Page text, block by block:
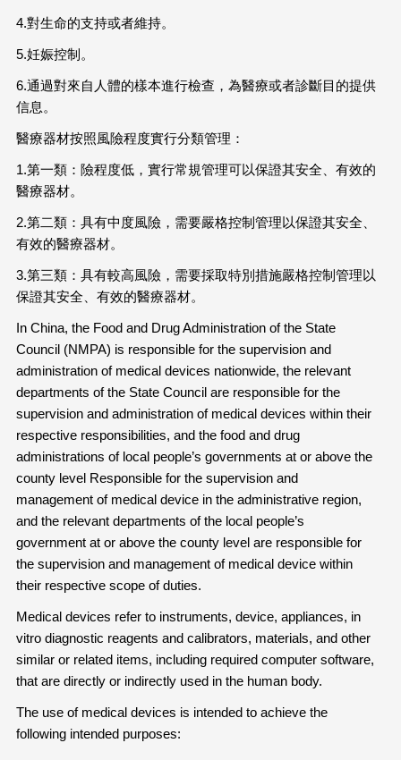
4.對生命的支持或者維持。
5.妊娠控制。
6.通過對來自人體的樣本進行檢查，為醫療或者診斷目的提供
信息。
醫療器材按照風險程度實行分類管理：
1.第一類：險程度低，實行常規管理可以保證其安全、有效的
醫療器材。
2.第二類：具有中度風險，需要嚴格控制管理以保證其安全、
有效的醫療器材。
3.第三類：具有較高風險，需要採取特別措施嚴格控制管理以
保證其安全、有效的醫療器材。
In China, the Food and Drug Administration of the State
Council (NMPA) is responsible for the supervision and
administration of medical devices nationwide, the relevant
departments of the State Council are responsible for the
supervision and administration of medical devices within their
respective responsibilities, and the food and drug
administrations of local people’s governments at or above the
county level Responsible for the supervision and
management of medical device in the administrative region,
and the relevant departments of the local people’s
government at or above the county level are responsible for
the supervision and management of medical device within
their respective scope of duties.
Medical devices refer to instruments, device, appliances, in
vitro diagnostic reagents and calibrators, materials, and other
similar or related items, including required computer software,
that are directly or indirectly used in the human body.
The use of medical devices is intended to achieve the
following intended purposes: